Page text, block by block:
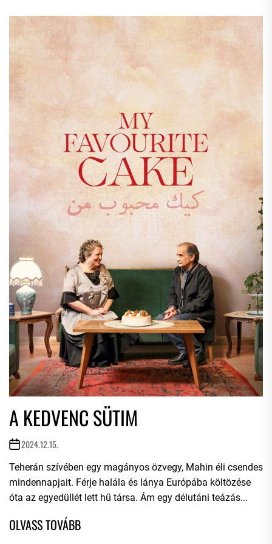
A KEDVENC SÜTIM
2024.12.15.
Teherán szívében egy magányos özvegy, Mahin éli csendes
mindennapjait. Férje halála és lánya Európába költözése
óta az egyedüllét lett hű társa. Ám egy délutáni teázás...